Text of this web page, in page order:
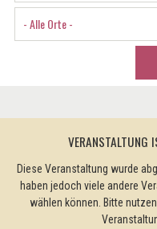
- Alle Orte -
VERANSTALTUNG
Diese Veranstaltung wurde
haben jedoch viele andere
wählen können. Bitte